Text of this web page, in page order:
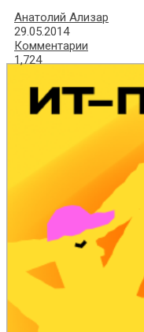
Анатолий Ализар
29.05.2014
Комментарии
1,724